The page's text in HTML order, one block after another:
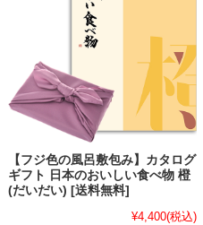
【フジ色の風呂敷包み】カタログ
ギフト 日本のおいしい食べ物 橙
(だいだい) [送料無料]
¥4,400(税込)